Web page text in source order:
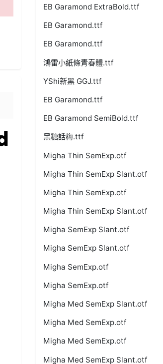
EB Garamond ExtraBold.ttf
EB Garamond.ttf
EB Garamond.ttf
鴻雷小紙條青春體.ttf
YShi新黑 GGJ.ttf
EB Garamond.ttf
EB Garamond SemiBold.ttf
黑糖話梅.ttf
Migha Thin SemExp.otf
Migha Thin SemExp Slant.otf
Migha Thin SemExp.otf
Migha Thin SemExp Slant.otf
Migha SemExp Slant.otf
Migha SemExp Slant.otf
Migha SemExp.otf
Migha SemExp.otf
Migha Med SemExp Slant.otf
Migha Med SemExp.otf
Migha Med SemExp.otf
Migha Med SemExp Slant.otf